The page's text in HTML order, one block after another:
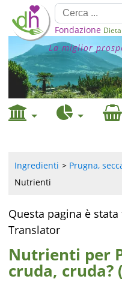
Fondazione
La miglior
Ingredienti
Prugna,
Nutrienti
Questa pagina è
Translator
Nutrienti per
cruda, cruda?